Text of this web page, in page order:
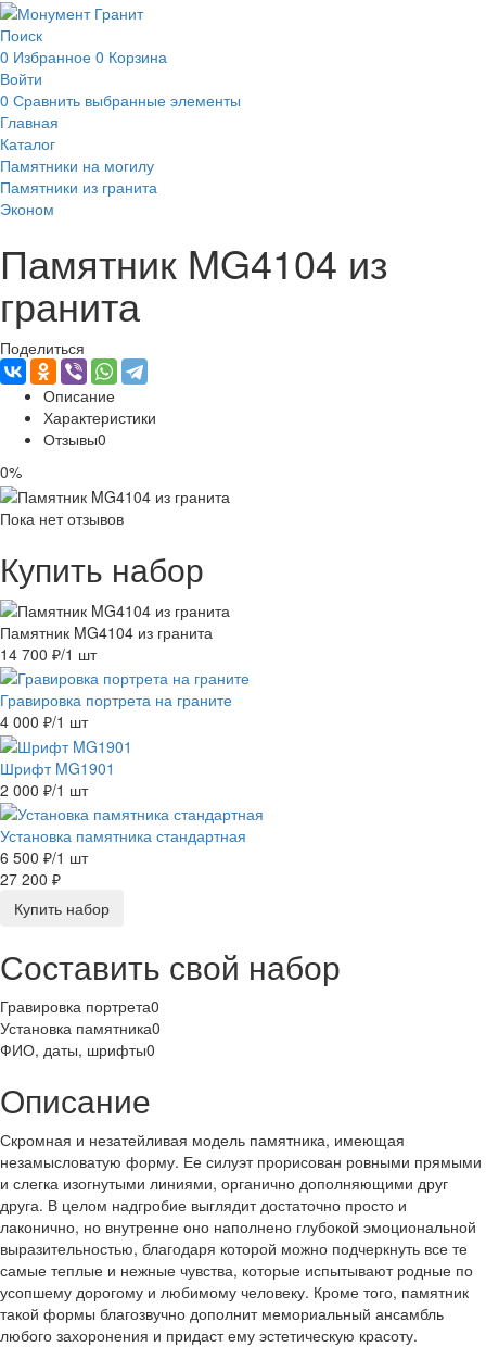
Поиск
0 Избранное 0 Корзина
Войти
0 Сравнить выбранные элементы
Главная
Каталог
Памятники на могилу
Памятники из гранита
Эконом
Памятник MG4104 из
гранита
Поделиться
Описание
Характеристики
Отзывы0
0%
Пока нет отзывов
Купить набор
Памятник MG4104 из гранита
14 700 ₽/1 шт
Гравировка портрета на граните
4 000 ₽/1 шт
Шрифт MG1901
2 000 ₽/1 шт
Установка памятника стандартная
6 500 ₽/1 шт
27 200 ₽
Купить набор
Составить свой набор
Гравировка портрета0
Установка памятника0
ФИО, даты, шрифты0
Описание
Скромная и незатейливая модель памятника, имеющая
незамысловатую форму. Ее силуэт прорисован ровными прямыми
и слегка изогнутыми линиями, органично дополняющими друг
друга. В целом надгробие выглядит достаточно просто и
лаконично, но внутренне оно наполнено глубокой эмоциональной
выразительностью, благодаря которой можно подчеркнуть все те
самые теплые и нежные чувства, которые испытывают родные по
усопшему дорогому и любимому человеку. Кроме того, памятник
такой формы благозвучно дополнит мемориальный ансамбль
любого захоронения и придаст ему эстетическую красоту.